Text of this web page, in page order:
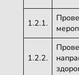
1.2.1.
1.2.2.